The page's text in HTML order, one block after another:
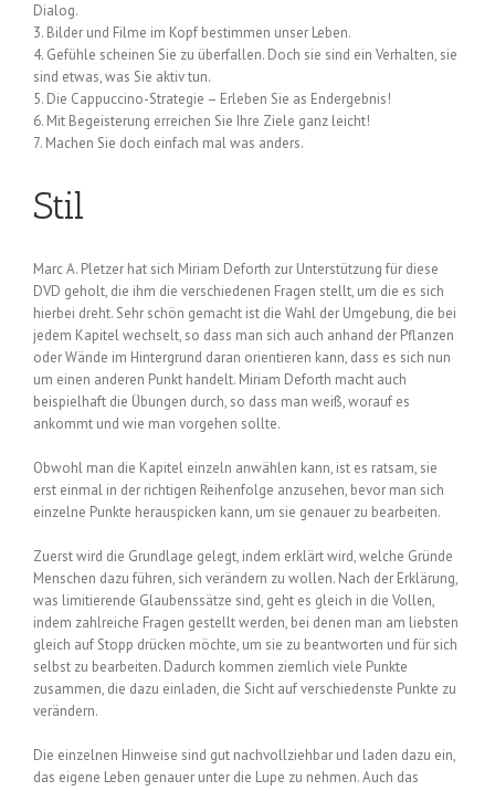
Dialog.
3. Bilder und Filme im Kopf bestimmen unser Leben.
4. Gefühle scheinen Sie zu überfallen. Doch sie sind ein Verhalten, sie
sind etwas, was Sie aktiv tun.
5. Die Cappuccino-Strategie – Erleben Sie as Endergebnis!
6. Mit Begeisterung erreichen Sie Ihre Ziele ganz leicht!
7. Machen Sie doch einfach mal was anders.
Stil
Marc A. Pletzer hat sich Miriam Deforth zur Unterstützung für diese
DVD geholt, die ihm die verschiedenen Fragen stellt, um die es sich
hierbei dreht. Sehr schön gemacht ist die Wahl der Umgebung, die bei
jedem Kapitel wechselt, so dass man sich auch anhand der Pflanzen
oder Wände im Hintergrund daran orientieren kann, dass es sich nun
um einen anderen Punkt handelt. Miriam Deforth macht auch
beispielhaft die Übungen durch, so dass man weiß, worauf es
ankommt und wie man vorgehen sollte.
Obwohl man die Kapitel einzeln anwählen kann, ist es ratsam, sie
erst einmal in der richtigen Reihenfolge anzusehen, bevor man sich
einzelne Punkte herauspicken kann, um sie genauer zu bearbeiten.
Zuerst wird die Grundlage gelegt, indem erklärt wird, welche Gründe
Menschen dazu führen, sich verändern zu wollen. Nach der Erklärung,
was limitierende Glaubenssätze sind, geht es gleich in die Vollen,
indem zahlreiche Fragen gestellt werden, bei denen man am liebsten
gleich auf Stopp drücken möchte, um sie zu beantworten und für sich
selbst zu bearbeiten. Dadurch kommen ziemlich viele Punkte
zusammen, die dazu einladen, die Sicht auf verschiedenste Punkte zu
verändern.
Die einzelnen Hinweise sind gut nachvollziehbar und laden dazu ein,
das eigene Leben genauer unter die Lupe zu nehmen. Auch das